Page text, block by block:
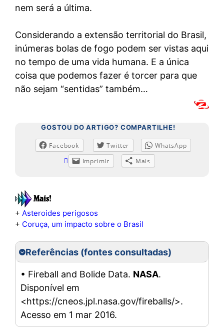
nem será a última.
Considerando a extensão territorial do Brasil,
inúmeras bolas de fogo podem ser vistas aqui
no tempo de uma vida humana. E a única
coisa que podemos fazer é torcer para que
não sejam “sentidas” também…
GOSTOU DO ARTIGO? COMPARTILHE!
Facebook Twitter
WhatsApp
Imprimir
Mais
+ Asteroides perigosos
+ Coruça, um impacto sobre o Brasil
Referências (fontes consultadas)
• Fireball and Bolide Data. NASA.
Disponível em
<https://cneos.jpl.nasa.gov/fireballs/>.
Acesso em 1 mar 2016.